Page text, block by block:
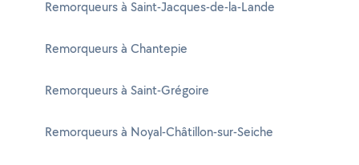
Remorqueurs à Saint-Jacques-de-la-Lande
Remorqueurs à Chantepie
Remorqueurs à Saint-Grégoire
Remorqueurs à Noyal-Châtillon-sur-Seiche